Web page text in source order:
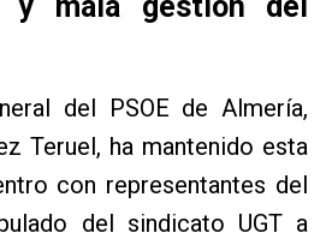
del PSOE de Almería,
Teruel, ha mantenido esta
con representantes del
del sindicato UGT a